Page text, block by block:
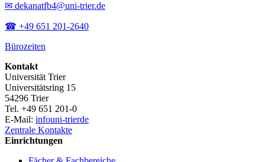
✉ dekanatfb4@uni-trier.de
☎ +49 651 201-2640
Bürozeiten
Kontakt
Universität Trier
Universitätsring 15
54296 Trier
Tel. +49 651 201-0
E-Mail: infouni-trierde
Zentrale Kontakte
Einrichtungen